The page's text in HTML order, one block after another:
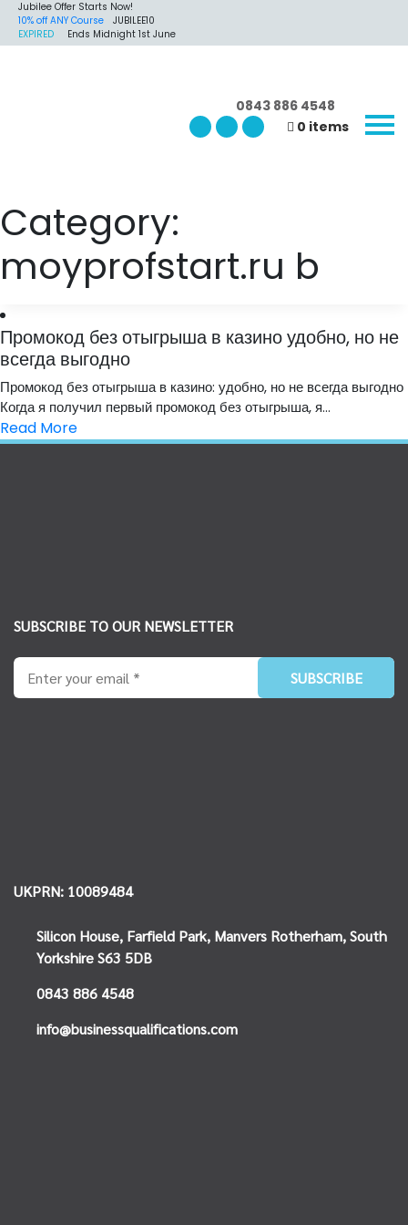
Jubilee Offer Starts Now!
10% off ANY Course
JUBILEE10
EXPIRED
Ends Midnight 1st June
0843 886 4548
0 items
Category:
moyprofstart.ru b
Промокод без отыгрыша в казино удобно, но не
всегда выгодно
Промокод без отыгрыша в казино: удобно, но не всегда выгодно
Когда я получил первый промокод без отыгрыша, я...
Read More
SUBSCRIBE TO OUR NEWSLETTER
UKPRN: 10089484
Silicon House, Farfield Park, Manvers Rotherham, South
YorkshireS63 5DB
0843 886 4548
info@businessqualifications.com